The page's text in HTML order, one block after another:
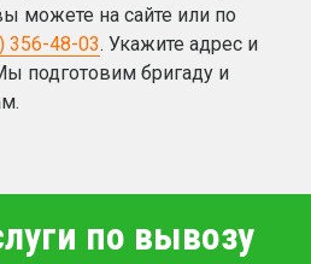
можете на сайте или по
356-48-03. Укажите адрес и
подготовим бригаду и
по вывозу